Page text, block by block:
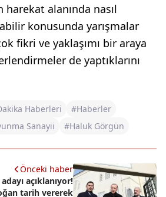
alanında nasıl
konusunda yarışmalar
fikri ve yaklaşımı bir araya
de yaptıklarını
Haberleri
#Haberler
Sanayii #Haluk Görgün
Önceki haber
açıklanıyor!
tarih vererek